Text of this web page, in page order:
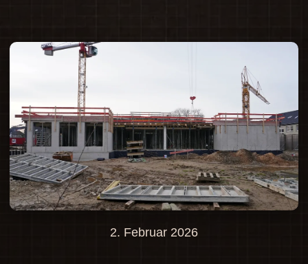
2. Februar 2026